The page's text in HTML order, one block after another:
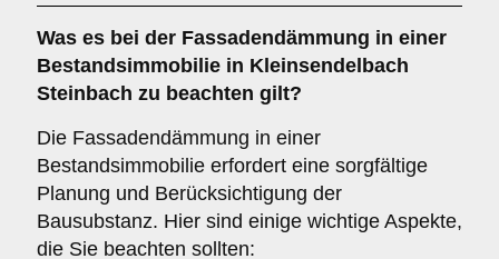
Was es bei der Fassadendämmung in einer
Bestandsimmobilie in Kleinsendelbach
Steinbach zu beachten gilt?
Die Fassadendämmung in einer
Bestandsimmobilie erfordert eine sorgfältige
Planung und Berücksichtigung der
Bausubstanz. Hier sind einige wichtige Aspekte,
die Sie beachten sollten: